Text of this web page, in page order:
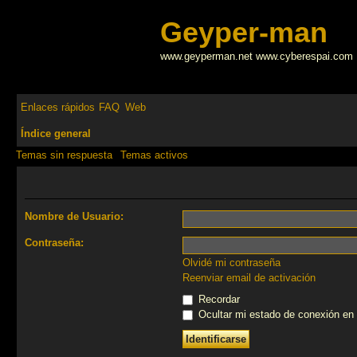
Geyper-man
www.geyperman.net www.cyberespai.com
Enlaces rápidos FAQ Web
Índice general
Temas sin respuesta
Temas activos
Nombre de Usuario:
Contraseña:
Olvidé mi contraseña
Reenviar email de activación
Recordar
Ocultar mi estado de conexión